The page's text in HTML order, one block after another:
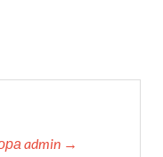
admin →